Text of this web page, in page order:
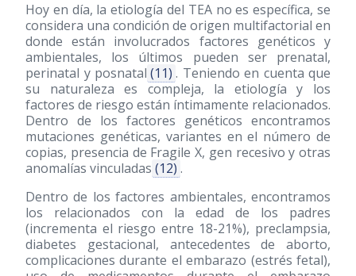
Hoy en día, la etiología del TEA no es específica, se
considera una condición de origen multifactorial en
donde están involucrados factores genéticos y
ambientales, los últimos pueden ser prenatal,
perinatal y posnatal (11) . Teniendo en cuenta que
su naturaleza es compleja, la etiología y los
factores de riesgo están íntimamente relacionados.
Dentro de los factores genéticos encontramos
mutaciones genéticas, variantes en el número de
copias, presencia de Fragile X, gen recesivo y otras
anomalías vinculadas (12) .
Dentro de los factores ambientales, encontramos
los relacionados con la edad de los padres
(incrementa el riesgo entre 18-21%), preclampsia,
diabetes gestacional, antecedentes de aborto,
complicaciones durante el embarazo (estrés fetal),